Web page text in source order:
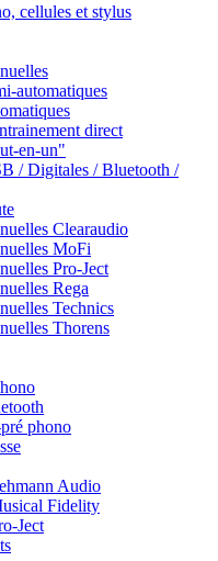
cellules et stylus
automatiques
direct
en-un"
/ Digitales / Bluetooth /
Clearaudio
MoFi
Pro-Ject
Rega
Technics
Thorens
phono
Audio
Fidelity
Ject